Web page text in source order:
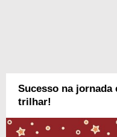
Sucesso na jornada
trilhar!